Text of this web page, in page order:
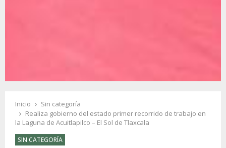
Inicio
Sin categoría
Realiza gobierno del estado primer recorrido de trabajo en
la Laguna de Acuitlapilco – El Sol de Tlaxcala
SIN CATEGORÍA